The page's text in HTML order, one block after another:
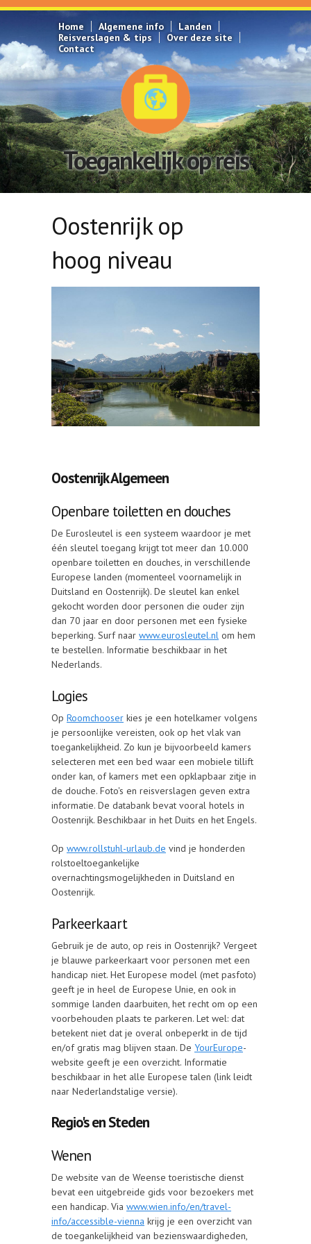
Overslaan en naar de inhoud gaan
Home
Algemene info
Landen
Reisverslagen & tips
Over deze site
Contact
Toegankelijk op reis
Oostenrijk op
hoog niveau
Oostenrijk Algemeen
Openbare toiletten en douches
De Eurosleutel is een systeem waardoor je met
één sleutel toegang krijgt tot meer dan 10.000
openbare toiletten en douches, in verschillende
Europese landen (momenteel voornamelijk in
Duitsland en Oostenrijk). De sleutel kan enkel
gekocht worden door personen die ouder zijn
dan 70 jaar en door personen met een fysieke
beperking. Surf naar www.eurosleutel.nl om hem
te bestellen. Informatie beschikbaar in het
Nederlands.
Logies
Op Roomchooser kies je een hotelkamer volgens
je persoonlijke vereisten, ook op het vlak van
toegankelijkheid. Zo kun je bijvoorbeeld kamers
selecteren met een bed waar een mobiele tillift
onder kan, of kamers met een opklapbaar zitje in
de douche. Foto's en reisverslagen geven extra
informatie. De databank bevat vooral hotels in
Oostenrijk. Beschikbaar in het Duits en het Engels.
Op www.rollstuhl-urlaub.de vind je honderden
rolstoeltoegankelijke
overnachtingsmogelijkheden in Duitsland en
Oostenrijk.
Parkeerkaart
Gebruik je de auto, op reis in Oostenrijk? Vergeet
je blauwe parkeerkaart voor personen met een
handicap niet. Het Europese model (met pasfoto)
geeft je in heel de Europese Unie, en ook in
sommige landen daarbuiten, het recht om op een
voorbehouden plaats te parkeren. Let wel: dat
betekent niet dat je overal onbeperkt in de tijd
en/of gratis mag blijven staan. De YourEurope-
website geeft je een overzicht. Informatie
beschikbaar in het alle Europese talen (link leidt
naar Nederlandstalige versie).
Regio's en Steden
Wenen
De website van de Weense toeristische dienst
bevat een uitgebreide gids voor bezoekers met
een handicap. Via www.wien.info/en/travel-
info/accessible-vienna krijg je een overzicht van
de toegankelijkheid van bezienswaardigheden,